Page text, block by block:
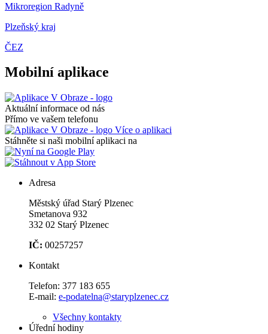
Mikroregion Radyně
Plzeňský kraj
ČEZ
Mobilní aplikace
Aktuální informace od nás
Přímo ve vašem telefonu
Více o aplikaci
Stáhněte si naši mobilní aplikaci na
Adresa
Městský úřad Starý Plzenec
Smetanova 932
332 02 Starý Plzenec
IČ: 00257257
Kontakt
Telefon: 377 183 655
E-mail: e-podatelna@staryplzenec.cz
Všechny kontakty
Úřední hodiny